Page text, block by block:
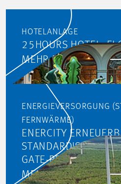
HOTELANLAGE
25HOURS HOTEL,
MEHR ERFAHREN
ENERGIEVERSORGUNG
FERNWÄRME)
ENERCITY
STANDARDISIERUNG
GATE-PROZESSES
MEHR ERFAHREN